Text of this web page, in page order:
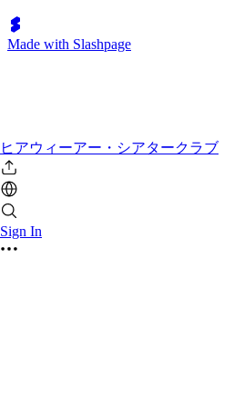
ヒアウィーアー・シアタークラブ
Sign In
Made with Slashpage